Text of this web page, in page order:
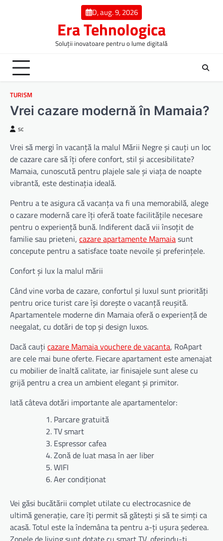
D, aug. 9, 2026
Era Tehnologica
Soluții inovatoare pentru o lume digitală
TURISM
Vrei cazare modernă în Mamaia?
sc
Vrei să mergi în vacanță la malul Mării Negre și cauți un loc
de cazare care să îți ofere confort, stil și accesibilitate?
Mamaia, cunoscută pentru plajele sale și viața de noapte
vibrantă, este destinația ideală.
Pentru a te asigura că vacanța va fi una memorabilă, alege
o cazare modernă care îți oferă toate facilitățile necesare
pentru o experiență bună. Indiferent dacă vii însoțit de
familie sau prieteni, cazare apartamente Mamaiasunt
concepute pentru a satisface toate nevoile și preferințele.
Confort și lux la malul mării
Când vine vorba de cazare, confortul și luxul sunt priorități
pentru orice turist care își dorește o vacanță reușită.
Apartamentele moderne din Mamaia oferă o experiență de
neegalat, cu dotări de top și design luxos.
Dacă cauți cazare Mamaia vouchere de vacanta, RoApart
are cele mai bune oferte. Fiecare apartament este amenajat
cu mobilier de înaltă calitate, iar finisajele sunt alese cu
grijă pentru a crea un ambient elegant și primitor.
Iată câteva dotări importante ale apartamentelor:
Parcare gratuită
TV smart
Espressor cafea
Zonă de luat masa în aer liber
WIFI
Aer condiționat
Vei găsi bucătării complet utilate cu electrocasnice de
ultimă generație, care îți permit să gătești și să te simți ca
acasă. Totul este la îndemâna ta pentru a-ți ușura șederea.